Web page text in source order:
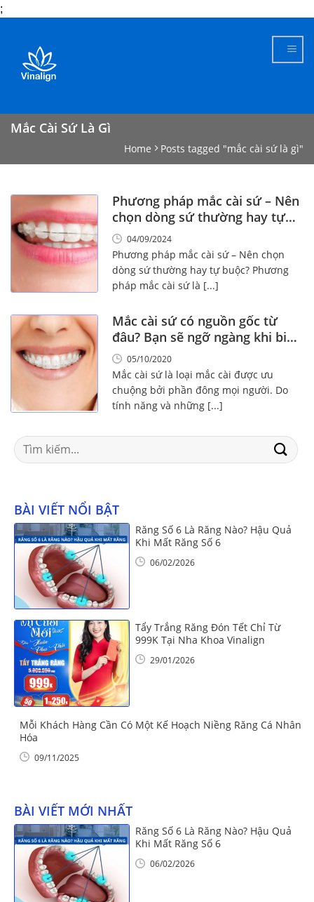
;
content
Mắc Cài Sứ Là Gì
Home Posts tagged "mắc cài sứ là gì"
Phương pháp mắc cài sứ – Nên
chọn dòng sứ thường hay tự
buộc?
04/09/2024
Phương pháp mắc cài sứ – Nên chọn
dòng sứ thường hay tự buộc? Phương
pháp mắc cài sứ là [...]
Mắc cài sứ có nguồn gốc từ
đâu? Bạn sẽ ngỡ ngàng khi biết
điều này
05/10/2020
Mắc cài sứ là loại mắc cài được ưu
chuộng bởi phần đông mọi người. Do
tính năng và những [...]
Search
for:
BÀI VIẾT NỔI BẬT
Răng Số 6 Là Răng Nào? Hậu Quả
Khi Mất Răng Số 6
06/02/2026
Tẩy Trắng Răng Đón Tết Chỉ Từ
999K Tại Nha Khoa Vinalign
29/01/2026
Mỗi Khách Hàng Cần Có Một Kế Hoạch Niềng Răng Cá Nhân
Hóa
09/11/2025
BÀI VIẾT MỚI NHẤT
Răng Số 6 Là Răng Nào? Hậu Quả
Khi Mất Răng Số 6
06/02/2026